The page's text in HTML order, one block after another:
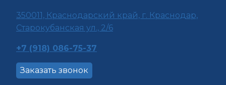
350011, Краснодарский край, г. Краснодар,
Старокубанская ул., 2/6
+7 (918) 086-75-37
Заказать звонок